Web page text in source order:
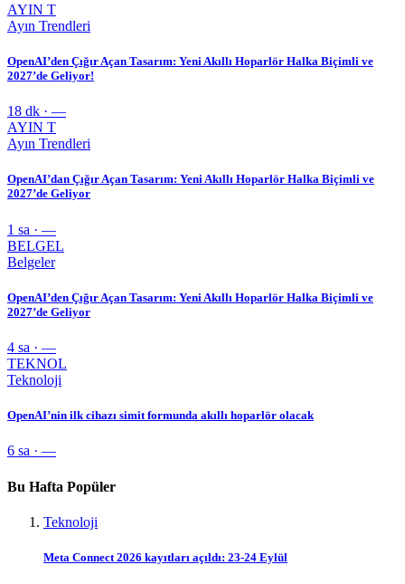
AYIN T
Ayın Trendleri
OpenAI’den Çığır Açan Tasarım: Yeni Akıllı Hoparlör Halka Biçimli ve
2027’de Geliyor!
18 dk · —
AYIN T
Ayın Trendleri
OpenAI’dan Çığır Açan Tasarım: Yeni Akıllı Hoparlör Halka Biçimli ve
2027’de Geliyor
1 sa · —
BELGEL
Belgeler
OpenAI’den Çığır Açan Tasarım: Yeni Akıllı Hoparlör Halka Biçimli ve
2027’de Geliyor
4 sa · —
TEKNOL
Teknoloji
OpenAI’nin ilk cihazı simit formunda akıllı hoparlör olacak
6 sa · —
Bu Hafta Popüler
Teknoloji
Meta Connect 2026 kayıtları açıldı: 23-24 Eylül